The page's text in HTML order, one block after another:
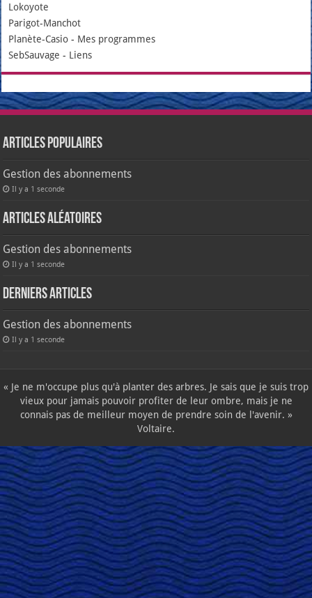
Lokoyote
Parigot-Manchot
Planète-Casio - Mes programmes
SebSauvage - Liens
Articles populaires
Gestion des abonnements
Il y a 1 seconde
Articles aléatoires
Gestion des abonnements
Il y a 1 seconde
Derniers articles
Gestion des abonnements
Il y a 1 seconde
« Je ne m'occupe plus qu'à planter des arbres. Je sais que je suis trop
vieux pour jamais pouvoir profiter de leur ombre, mais je ne
connais pas de meilleur moyen de prendre soin de l'avenir. »
Voltaire.